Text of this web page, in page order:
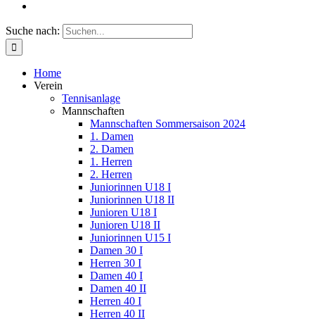
Suche nach:
Home
Verein
Tennisanlage
Mannschaften
Mannschaften Sommersaison 2024
1. Damen
2. Damen
1. Herren
2. Herren
Juniorinnen U18 I
Juniorinnen U18 II
Junioren U18 I
Junioren U18 II
Juniorinnen U15 I
Damen 30 I
Herren 30 I
Damen 40 I
Damen 40 II
Herren 40 I
Herren 40 II